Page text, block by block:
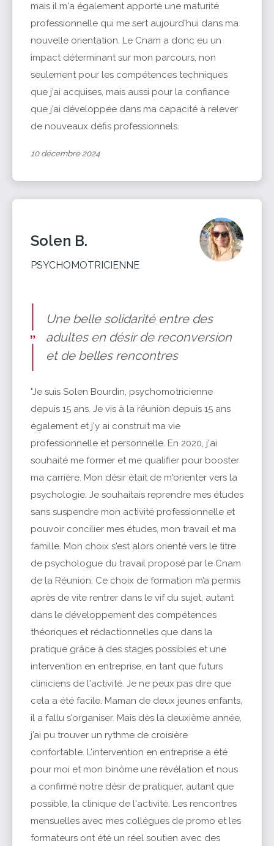
mais il m'a également apporté une maturité
professionnelle qui me sert aujourd'hui dans ma
nouvelle orientation. Le Cnam a donc eu un
impact déterminant sur mon parcours, non
seulement pour les compétences techniques
que j’ai acquises, mais aussi pour la confiance
que j’ai développée dans ma capacité à relever
de nouveaux défis professionnels.
10 décembre 2024
Solen B.
PSYCHOMOTRICIENNE
Une belle solidarité entre des
adultes en désir de reconversion
et de belles rencontres
"Je suis Solen Bourdin, psychomotricienne
depuis 15 ans. Je vis à la réunion depuis 15 ans
également et j'y ai construit ma vie
professionnelle et personnelle. En 2020, j'ai
souhaité me former et me qualifier pour booster
ma carrière. Mon désir était de m'orienter vers la
psychologie. Je souhaitais reprendre mes études
sans suspendre mon activité professionnelle et
pouvoir concilier mes études, mon travail et ma
famille. Mon choix s'est alors orienté vers le titre
de psychologue du travail proposé par le Cnam
de la Réunion. Ce choix de formation m’a permis
après de vite rentrer dans le vif du sujet, autant
dans le développement des compétences
théoriques et rédactionnelles que dans la
pratique grâce à des stages possibles et une
intervention en entreprise, en tant que futurs
cliniciens de l'activité. Je ne peux pas dire que
cela a été facile. Maman de deux jeunes enfants,
il a fallu s'organiser. Mais dès la deuxième année,
j’ai pu trouver un rythme de croisière
confortable. L’intervention en entreprise a été
pour moi et mon binôme une révélation et nous
a confirmé notre désir de pratiquer, autant que
possible, la clinique de l'activité. Les rencontres
mensuelles avec mes collègues de promo et les
formateurs ont été un réel soutien avec des